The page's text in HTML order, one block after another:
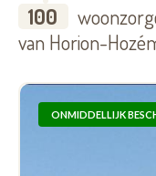
100
van Horion-
ONMIDDELLIJK